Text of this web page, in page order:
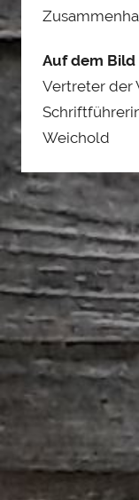
Auf dem Bild
Vertreter der
Weichold